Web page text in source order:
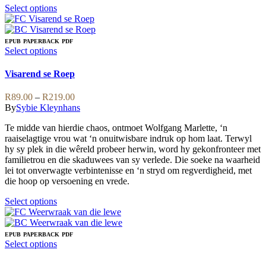
page
Select optionsThis
product
has
multiple
variants.
options
may
be
chosen
on
the
product
page
EPUB PAPERBACK PDF
Select optionsThis
has
multiple
variants.
The
options
may
be
chosen
on
the
product
Visarend se Roep
R89.00 – R219.00Price
range:
through
R219.00
BySybie Kleynhans
Te midde van hierdie chaos, ontmoet Wolfgang Marlette, ‘n
raaiselagtige vrou wat ‘n onuitwisbare indruk op hom laat. Terwyl
hy sy plek in die wêreld probeer herwin, word hy gekonfronteer met
familietrou en die skaduwees van sy verlede. Die soeke na waarheid
lei tot onverwagte verbintenisse en ‘n stryd om regverdigheid, met
die hoop op versoening en vrede.
Select optionsThis
product
has
multiple
variants.
EPUB PAPERBACK PDF
Select optionsThis